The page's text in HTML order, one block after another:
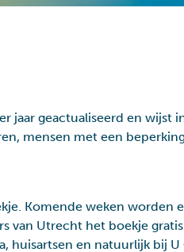
jaar geactualiseerd en wijst
mensen met een
Komende weken worden
van Utrecht het boekje
huisartsen en natuurlijk bij U